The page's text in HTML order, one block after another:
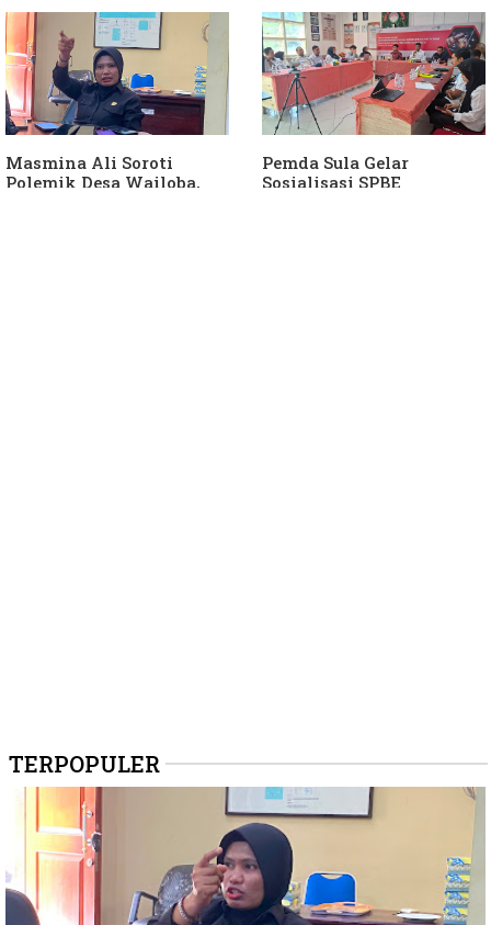
Keterlibatan Ketua PKB
Sula
Dia Kangen Saya
Masmina Ali Soroti
Polemik Desa Wailoba,
Pemda Sula Gelar
Sosialisasi SPBE
TERPOPULER